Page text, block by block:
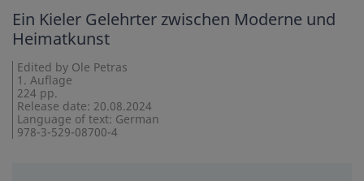
Ein Kieler Gelehrter zwischen Moderne und
Heimatkunst
Edited by Ole Petras
1. Auflage
224 pp.
Release date: 20.08.2024
Language of text: German
978-3-529-08700-4